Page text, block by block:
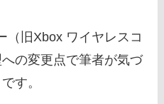
（旧Xbox ワイヤレスコ
の変更点で筆者が気づ
す。